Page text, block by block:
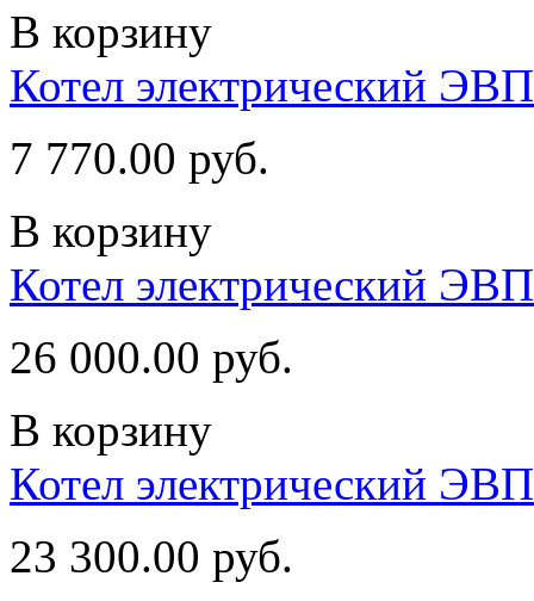
В корзину
Котел электрический
7 770.00 руб.
В корзину
Котел электрический
26 000.00 руб.
В корзину
Котел электрический
23 300.00 руб.